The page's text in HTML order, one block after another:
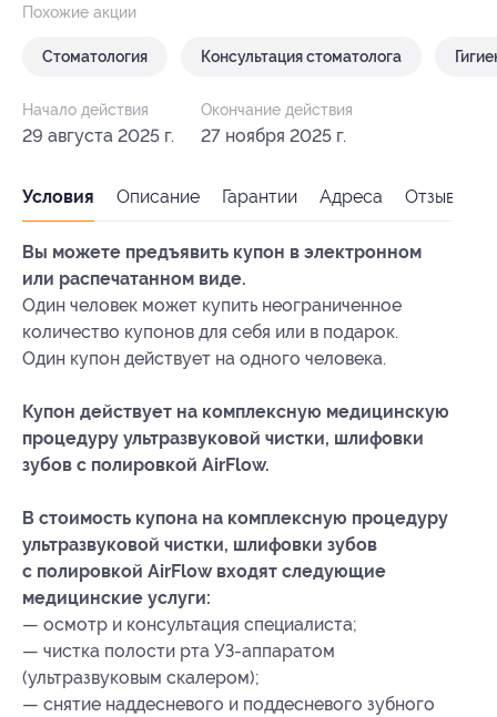
Похожие акции
Стоматология Консультация стоматолога
Начало действия
29 августа 2025 г.
Окончание действия
27 ноября 2025 г.
Условия Описание Гарантии Адреса Отзывы
Вы можете предъявить купон в электронном
или распечатанном виде.
Один человек может купить неограниченное
количество купонов для себя или в подарок.
Один купон действует на одного человека.
Купон действует на комплексную медицинскую
процедуру ультразвуковой чистки, шлифовки
зубов с полировкой AirFlow.
В стоимость купона на комплексную процедуру
ультразвуковой чистки, шлифовки зубов
с полировкой AirFlow входят следующие
медицинские услуги:
— осмотр и консультация специалиста;
— чистка полости рта УЗ-аппаратом
(ультразвуковым скалером);
— снятие наддесневого и поддесневого зубного